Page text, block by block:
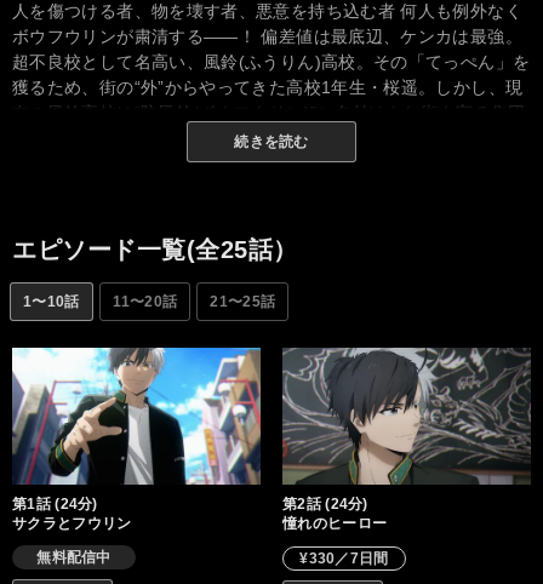
人を傷つける者、物を壊す者、悪意を持ち込む者 何人も例外なく
ボウフウリンが粛清する――！ 偏差値は最底辺、ケンカは最強。
超不良校として名高い、風鈴(ふうりん)高校。その「てっぺん」を
獲るため、街の“外”からやってきた高校1年生・桜遥。しかし、現
在の風鈴高校は“防風鈴(ボウフウリン)”と名付けられ街を守る集団
となっていて――!? 不良高校生・桜の英雄伝説、ここに開幕！
続きを読む
エピソード一覧(全25話）
1〜10話 11〜20話 21〜25話
第1話 (24分)
サクラとフウリン
無料配信中
第2話 (24分)
憧れのヒーロー
¥330／7日間